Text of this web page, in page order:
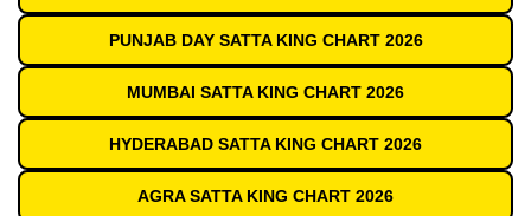
PUNJAB DAY SATTA KING CHART 2026
MUMBAI SATTA KING CHART 2026
HYDERABAD SATTA KING CHART 2026
AGRA SATTA KING CHART 2026